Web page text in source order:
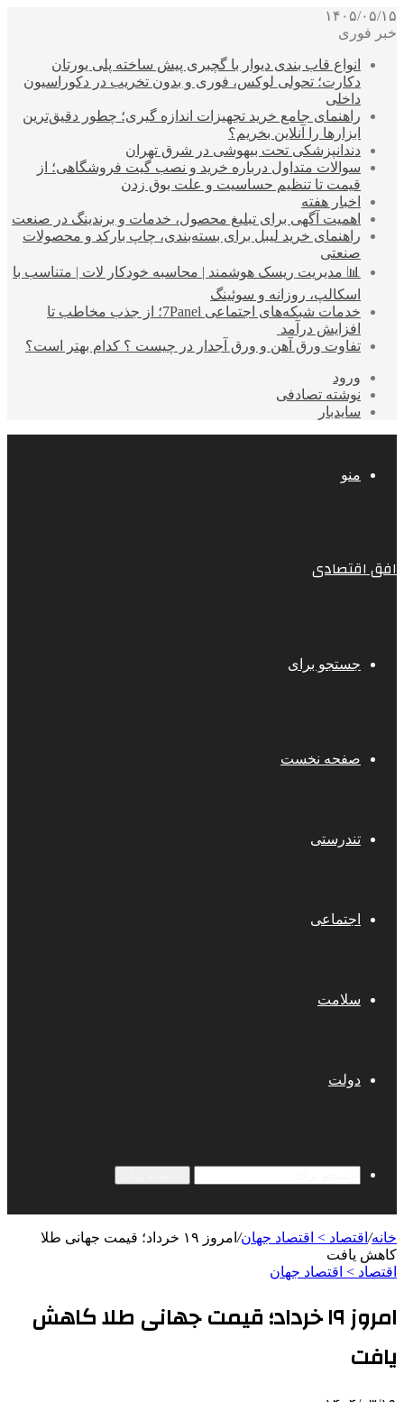
۱۴۰۵/۰۵/۱۵
خبر فوری
انواع قاب بندی دیوار با گچبری پیش ساخته پلی یورتان
دکارت؛ تحولی لوکس، فوری و بدون تخریب در دکوراسیون
داخلی
راهنمای جامع خرید تجهیزات اندازه گیری؛ چطور دقیق‌ترین
ابزارها را آنلاین بخریم؟
دندانپزشکی تحت بیهوشی در شرق تهران
سوالات متداول درباره خرید و نصب گیت فروشگاهی؛ از
قیمت تا تنظیم حساسیت و علت بوق زدن
اخبار هفته
اهمیت آگهی برای تبلیغ محصول، خدمات و برندینگ در صنعت
راهنمای خرید لیبل برای بسته‌بندی، چاپ بارکد و محصولات
صنعتی
📊 مدیریت ریسک هوشمند | محاسبه خودکار لات | متناسب با
اسکالپ، روزانه و سوئینگ
خدمات شبکه‌های اجتماعی 7Panel؛ از جذب مخاطب تا
افزایش درآمد
تفاوت ورق آهن و ورق آجدار در چیست ؟ کدام بهتر است؟
ورود
نوشته تصادفی
سایدبار
منو
افق اقتصادی
جستجو برای
صفحه نخست
تندرستی
اجتماعی
سلامت
دولت
خانه/ اقتصاد > اقتصاد جهان/
امروز ۱۹ خرداد؛ قیمت جهانی طلا
کاهش یافت
اقتصاد > اقتصاد جهان
امروز ۱۹ خرداد؛ قیمت جهانی طلا کاهش
یافت